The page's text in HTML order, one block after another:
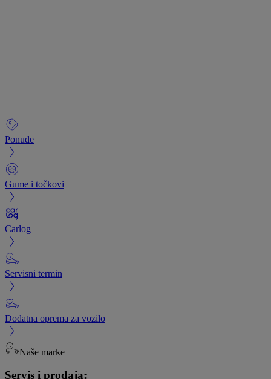
Ponude
Gume i točkovi
Carlog
Servisni termin
Dodatna oprema za vozilo
Naše marke
Servis i prodaja: